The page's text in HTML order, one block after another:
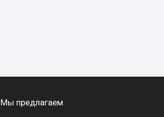
Мы предлагаем